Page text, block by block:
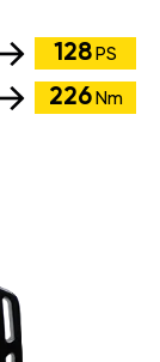
128 PS
226 Nm